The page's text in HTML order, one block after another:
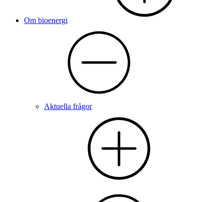
Om bioenergi
Aktuella frågor